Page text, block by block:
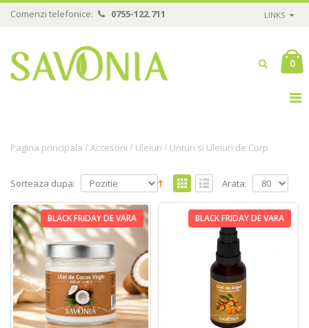
Comenzi telefonice: 0755-122.711 LINKS
0
Pagina principala /Accesorii / Uleiuri / Unturi si Uleiuri de Corp
Sorteaza dupa: Arata:
BLACK FRIDAY DE VARA BLACK FRIDAY DE VARA